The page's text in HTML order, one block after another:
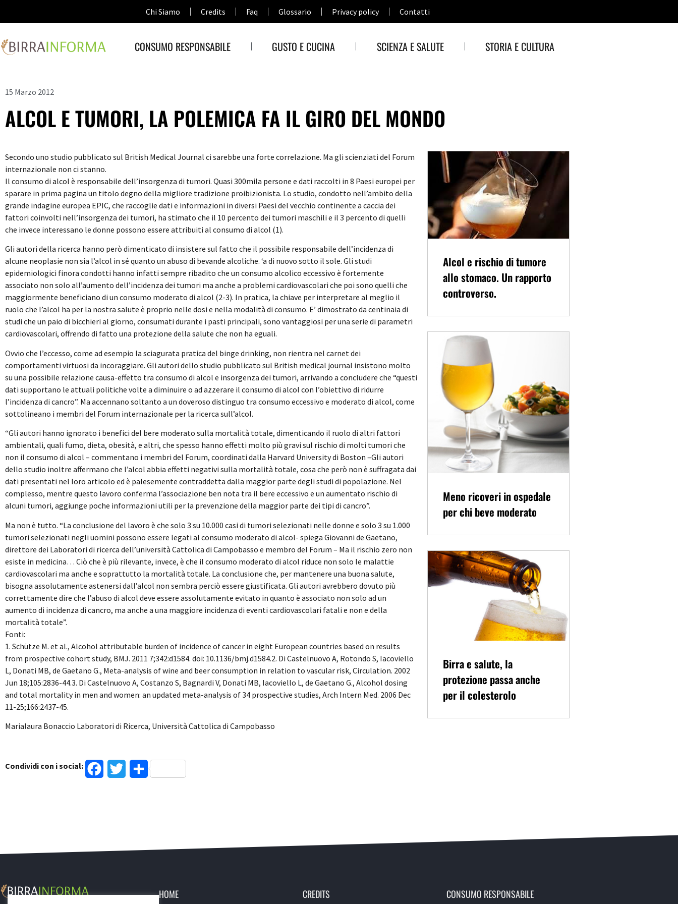
Chi Siamo Credits Faq Glossario Privacy policy Contatti
CONSUMO RESPONSABILE GUSTO E CUCINA SCIENZA E SALUTE STORIA E CULTURA
15 Marzo 2012
ALCOL E TUMORI, LA POLEMICA FA IL GIRO DEL MONDO
Secondo uno studio pubblicato sul British Medical Journal ci sarebbe una forte correlazione. Ma gli scienziati del Forum
internazionale non ci stanno.
Il consumo di alcol è responsabile dell’insorgenza di tumori. Quasi 300mila persone e dati raccolti in 8 Paesi europei per
sparare in prima pagina un titolo degno della migliore tradizione proibizionista. Lo studio, condotto nell’ambito della
grande indagine europea EPIC, che raccoglie dati e informazioni in diversi Paesi del vecchio continente a caccia dei
fattori coinvolti nell’insorgenza dei tumori, ha stimato che il 10 percento dei tumori maschili e il 3 percento di quelli
che invece interessano le donne possono essere attribuiti al consumo di alcol (1).
Gli autori della ricerca hanno però dimenticato di insistere sul fatto che il possibile responsabile dell’incidenza di
alcune neoplasie non sia l’alcol in sé quanto un abuso di bevande alcoliche. ‘a di nuovo sotto il sole. Gli studi
epidemiologici finora condotti hanno infatti sempre ribadito che un consumo alcolico eccessivo è fortemente
associato non solo all’aumento dell’incidenza dei tumori ma anche a problemi cardiovascolari che poi sono quelli che
maggiormente beneficiano di un consumo moderato di alcol (2-3). In pratica, la chiave per interpretare al meglio il
ruolo che l’alcol ha per la nostra salute è proprio nelle dosi e nella modalità di consumo. E’ dimostrato da centinaia di
studi che un paio di bicchieri al giorno, consumati durante i pasti principali, sono vantaggiosi per una serie di parametri
cardiovascolari, offrendo di fatto una protezione della salute che non ha eguali.
Ovvio che l’eccesso, come ad esempio la sciagurata pratica del binge drinking, non rientra nel carnet dei
comportamenti virtuosi da incoraggiare. Gli autori dello studio pubblicato sul British medical journal insistono molto
su una possibile relazione causa-effetto tra consumo di alcol e insorgenza dei tumori, arrivando a concludere che “questi
dati supportano le attuali politiche volte a diminuire o ad azzerare il consumo di alcol con l’obiettivo di ridurre
l’incidenza di cancro”. Ma accennano soltanto a un doveroso distinguo tra consumo eccessivo e moderato di alcol, come
sottolineano i membri del Forum internazionale per la ricerca sull’alcol.
“Gli autori hanno ignorato i benefici del bere moderato sulla mortalità totale, dimenticando il ruolo di altri fattori
ambientali, quali fumo, dieta, obesità, e altri, che spesso hanno effetti molto più gravi sul rischio di molti tumori che
non il consumo di alcol – commentano i membri del Forum, coordinati dalla Harvard University di Boston –Gli autori
dello studio inoltre affermano che l’alcol abbia effetti negativi sulla mortalità totale, cosa che però non è suffragata dai
dati presentati nel loro articolo ed è palesemente contraddetta dalla maggior parte degli studi di popolazione. Nel
complesso, mentre questo lavoro conferma l’associazione ben nota tra il bere eccessivo e un aumentato rischio di
alcuni tumori, aggiunge poche informazioni utili per la prevenzione della maggior parte dei tipi di cancro”.
Ma non è tutto. “La conclusione del lavoro è che solo 3 su 10.000 casi di tumori selezionati nelle donne e solo 3 su 1.000
tumori selezionati negli uomini possono essere legati al consumo moderato di alcol- spiega Giovanni de Gaetano,
direttore dei Laboratori di ricerca dell’università Cattolica di Campobasso e membro del Forum – Ma il rischio zero non
esiste in medicina… Ciò che è più rilevante, invece, è che il consumo moderato di alcol riduce non solo le malattie
cardiovascolari ma anche e soprattutto la mortalità totale. La conclusione che, per mantenere una buona salute,
bisogna assolutamente astenersi dall’alcol non sembra perciò essere giustificata. Gli autori avrebbero dovuto più
correttamente dire che l’abuso di alcol deve essere assolutamente evitato in quanto è associato non solo ad un
aumento di incidenza di cancro, ma anche a una maggiore incidenza di eventi cardiovascolari fatali e non e della
mortalità totale”.
Fonti:
1. Schütze M. et al., Alcohol attributable burden of incidence of cancer in eight European countries based on results
from prospective cohort study, BMJ. 2011 7;342:d1584. doi: 10.1136/bmj.d1584.2. Di Castelnuovo A, Rotondo S, Iacoviello
L, Donati MB, de Gaetano G., Meta-analysis of wine and beer consumption in relation to vascular risk, Circulation. 2002
Jun 18;105:2836-44.3. Di Castelnuovo A, Costanzo S, Bagnardi V, Donati MB, Iacoviello L, de Gaetano G., Alcohol dosing
and total mortality in men and women: an updated meta-analysis of 34 prospective studies, Arch Intern Med. 2006 Dec
11-25;166:2437-45.
Marialaura Bonaccio Laboratori di Ricerca, Università Cattolica di Campobasso
Condividi con i social: FacebookTwitterCondividi
Alcol e rischio di tumore
allo stomaco. Un rapporto
controverso.
Meno ricoveri in ospedale
per chi beve moderato
Birra e salute, la
protezione passa anche
per il colesterolo
HOME CREDITS CONSUMO RESPONSABILE